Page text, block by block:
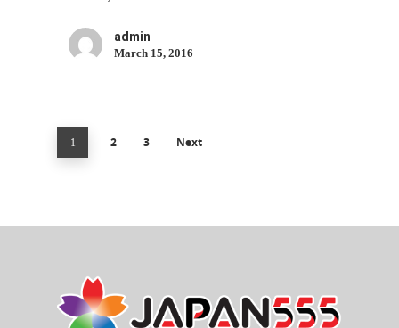
admin
March 15, 2016
1 2 3 Next